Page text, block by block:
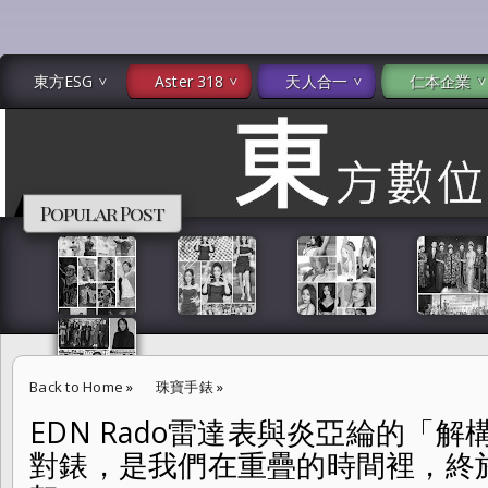
東方ESG Aster 318 天人合一 仁本企業
Popular Post
Back to Home » 珠寶手錶»
EDN Rado雷達表與炎亞綸的「解構式」時間對談 「最好的對錶，是我
言說的默契。」
EDN Rado雷達表與炎亞綸的「解
對錶，是我們在重疊的時間裡，